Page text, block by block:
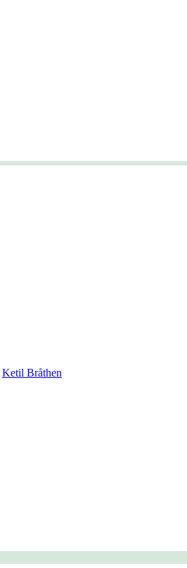
Ketil Bråthen